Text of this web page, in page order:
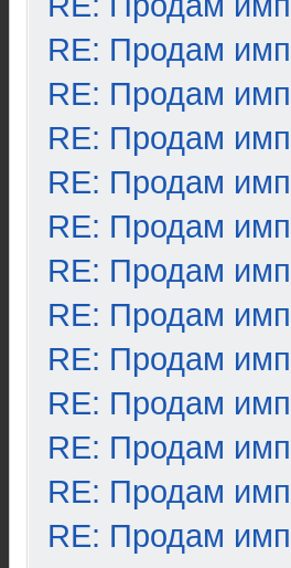
RE: Продам
RE: Продам
RE: Продам
RE: Продам
RE: Продам
RE: Продам
RE: Продам
RE: Продам
RE: Продам
RE: Продам
RE: Продам
RE: Продам